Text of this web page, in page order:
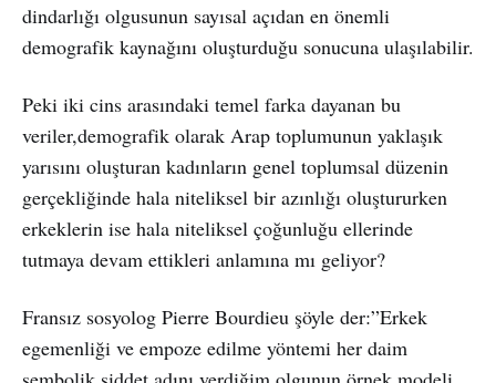
dindarlığı olgusunun sayısal açıdan en önemli
demografik kaynağını oluşturduğu sonucuna ulaşılabilir.
Peki iki cins arasındaki temel farka dayanan bu
veriler,demografik olarak Arap toplumunun yaklaşık
yarısını oluşturan kadınların genel toplumsal düzenin
gerçekliğinde hala niteliksel bir azınlığı oluştururken
erkeklerin ise hala niteliksel çoğunluğu ellerinde
tutmaya devam ettikleri anlamına mı geliyor?
Fransız sosyolog Pierre Bourdieu şöyle der:”Erkek
egemenliği ve empoze edilme yöntemi her daim